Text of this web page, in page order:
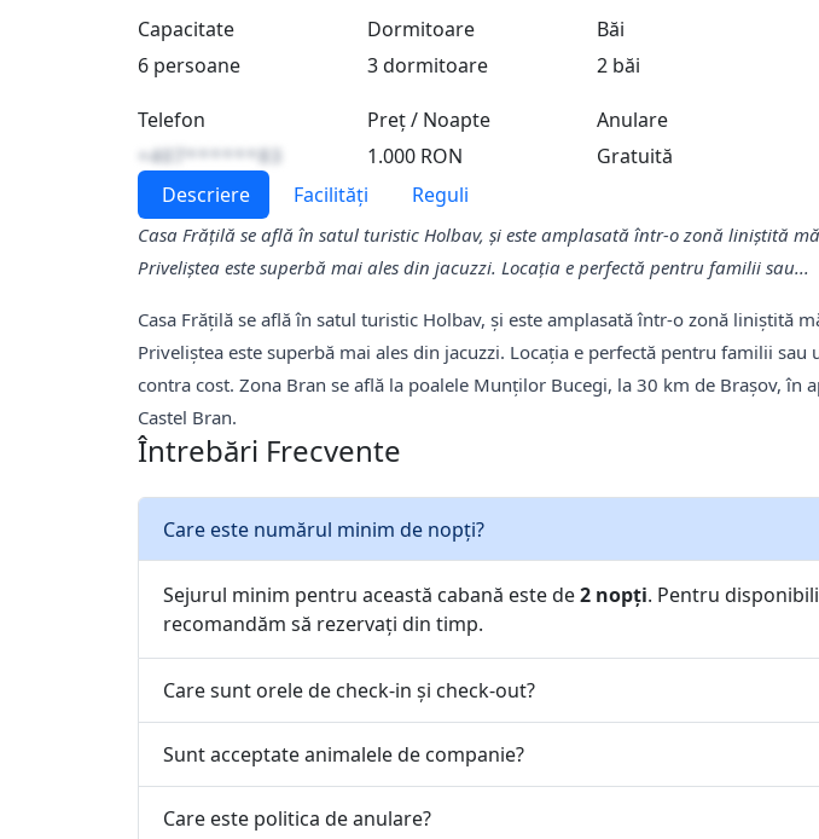
Capacitate
6 persoane
Dormitoare
3 dormitoare
Băi
2 băi
Telefon
+407******83
Preț / Noapte
1.000 RON
Anulare
Gratuită
Descriere
Facilități Reguli
Casa Frățilă se află în satul turistic Holbav, și este amplasată într-o zonă liniștită
Priveliștea este superbă mai ales din jacuzzi. Locația e perfectă pentru familii sau...
Casa Frățilă se află în satul turistic Holbav, și este amplasată într-o zonă liniștită
Priveliștea este superbă mai ales din jacuzzi. Locația e perfectă pentru familii sau
contra cost. Zona Bran se află la poalele Munților Bucegi, la 30 km de Brașov, în
Castel Bran.
Întrebări Frecvente
Care este numărul minim de nopți?
Sejurul minim pentru această cabană este de2 nopți. Pentru
recomandăm să rezervați din timp.
Care sunt orele de check-in și check-out?
Sunt acceptate animalele de companie?
Care este politica de anulare?